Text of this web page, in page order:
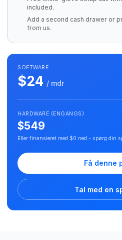
included.
Add a second cash drawer or
from us.
SOFTWARE
$24 / mdr
HARDWARE (ENGANGS)
$549
Eller finansieret med $0 ned - spørg din
Få denne
Tal med en